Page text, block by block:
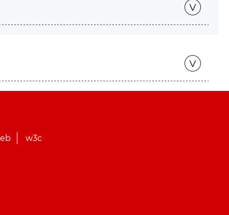
w3c